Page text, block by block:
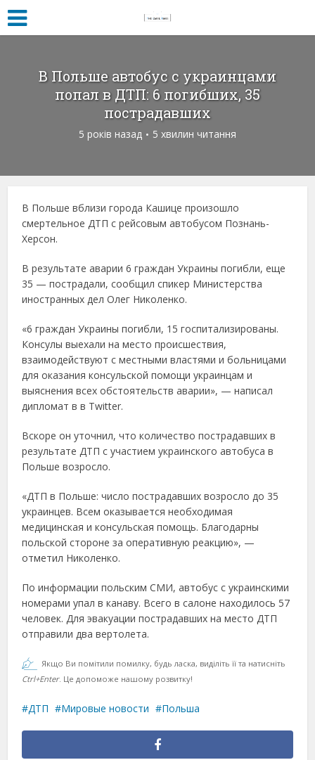
В Польше автобус с украинцами
попал в ДТП: 6 погибших, 35
пострадавших
5 років назад 5 хвилин читання
В Польше вблизи города Кашице произошло
смертельное ДТП с рейсовым автобусом Познань-
Херсон.
В результате аварии 6 граждан Украины погибли, еще
35 — пострадали, сообщил спикер Министерства
иностранных дел Олег Николенко.
«6 граждан Украины погибли, 15 госпитализированы.
Консулы выехали на место происшествия,
взаимодействуют с местными властями и больницами
для оказания консульской помощи украинцам и
выяснения всех обстоятельств аварии», — написал
дипломат в в Twitter.
Вскоре он уточнил, что количество пострадавших в
результате ДТП с участием украинского автобуса в
Польше возросло.
«ДТП в Польше: число пострадавших возросло до 35
украинцев. Всем оказывается необходимая
медицинская и консульская помощь. Благодарны
польской стороне за оперативную реакцию», —
отметил Николенко.
По информации польским СМИ, автобус с украинскими
номерами упал в канаву. Всего в салоне находилось 57
человек. Для эвакуации пострадавших на место ДТП
отправили два вертолета.
Якщо Ви помітили помилку, будь ласка, виділіть її та натисніть
Ctrl+Enter. Це допоможе нашому розвитку!
ДТП Мировые новости Польша